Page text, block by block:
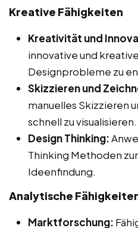
Kreative Fähigkeiten
Kreativität und
innovative und
Designprobleme zu
Skizzieren und
manuelles Skizzieren
schnell zu visualisieren.
Design Thinking:
Thinking Methoden
Ideenfindung.
Analytische
Marktforschung: